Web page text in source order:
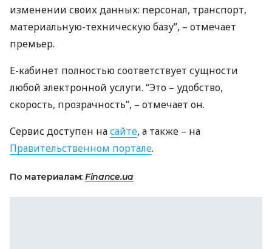
изменении своих данных: персонал, транспорт,
материальную-техническую базу”, – отмечает
премьер.
Е-кабинет полностью соответствует сущности
любой электронной услуги. “Это – удобство,
скорость, прозрачность”, – отмечает он.
Сервис доступен насайте, а также – на
Правительственном портале.
По материалам: Finance.ua